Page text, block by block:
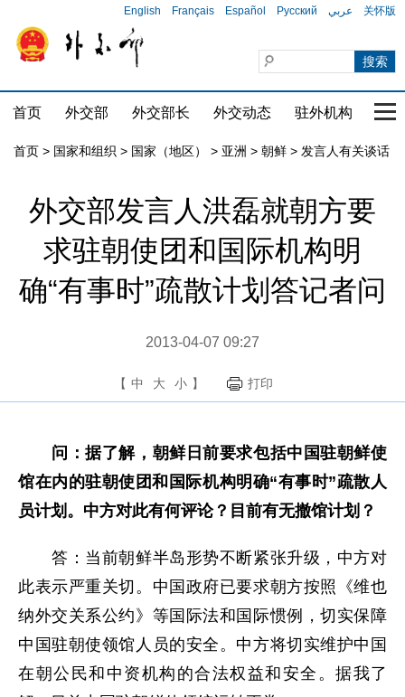
English Français Español Русский عربي 关怀版
首页 外交部 外交部长 外交动态 驻外机构 国
首页 > 国家和组织 > 国家（地区） > 亚洲 > 朝鲜 > 发言人有关谈话
外交部发言人洪磊就朝方要
求驻朝使团和国际机构明
确“有事时”疏散计划答记者问
2013-04-07 09:27
【 中 大 小 】 打印
问：据了解，朝鲜日前要求包括中国驻朝鲜使
馆在内的驻朝使团和国际机构明确“有事时”疏散人
员计划。中方对此有何评论？目前有无撤馆计划？
答：当前朝鲜半岛形势不断紧张升级，中方对
此表示严重关切。中国政府已要求朝方按照《维也
纳外交关系公约》等国际法和国际惯例，切实保障
中国驻朝使领馆人员的安全。中方将切实维护中国
在朝公民和中资机构的合法权益和安全。据我了